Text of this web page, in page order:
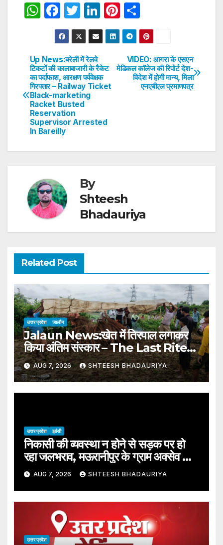
W
s
A
p
p
F
a
c
e
b
o
o
k
T
w
itt
er
Li
n
k
dI
n
Pi
nt
er
e
st
h
ar
e
Post
navigation
VIDEO: आगरा के एसएन
मेडिकल काॅलेज की रिपोर्ट देश-
विदेश में होगी मान्य, मिला
एनएबीएल प्रमाणपत्र
Up News:बरेली में रेलवे
टिकटों की कालाबाजारी के रैकेट
का पर्दाफाश, आरक्षण पर्यवेक्षक
गिरफ्तार – Railway Ticket
Black-marketing
Racket Busted
Reservation
Supervisor Arrested
In Bareilly
By
Shteesh
Bhadauriya
Related Post
उत्तर प्रदेश जालौन
Jalaun News:खेत में तिरपाल लगाकर
किया अंतिम संस्कार – The Last Rites
Were Performed By Putting
A Tarpaulin In The Field
AUG 7, 2026 SHTEESH BHADAURIYA
उत्तर प्रदेश झांसी
निकासी की व्यवस्था न होने से सड़क पर हो
रहा जलभराव, मऊरानीपुर के ग्राम अक्सेव का
मामला – Waterlogging On The
Road Due To Lack Of
Drainage; Incident Reported
From Aksev Village,
Mauranipur.
AUG 7, 2026 SHTEESH BHADAURIYA
उत्तर प्रदेश